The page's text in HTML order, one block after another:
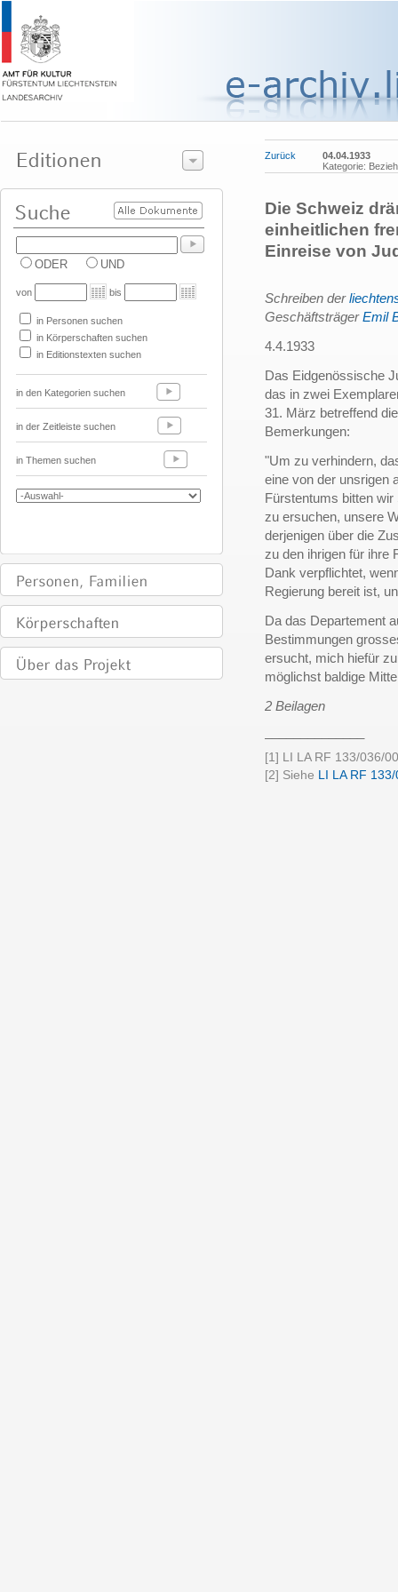
ODER UND
von bis
in Personen suchen
in Körperschaften suchen
in Editionstexten suchen
in den Kategorien suchen
in der Zeitleiste suchen
in Themen suchen
Zurück
04.04.1933
Kategorie:
Die Schweiz
einheitlichen
Einreise von
Schreiben der
GeschäftsträgerEmil
4.4.1933
Das Eidgenössische
das in zwei
31. März betreffend
Bemerkungen:
"Um zu verhindern,
eine von der unsrigen
Fürstentums bitten
zu ersuchen, unsere
derjenigen über die
zu den ihrigen für ihre
Dank verpflichtet,
Regierung bereit ist,
Da das Departement
Bestimmungen
ersucht, mich hiefür
möglichst baldige
2 Beilagen
[1] LI LA RF 133/036/
[2] Siehe LI LA RF